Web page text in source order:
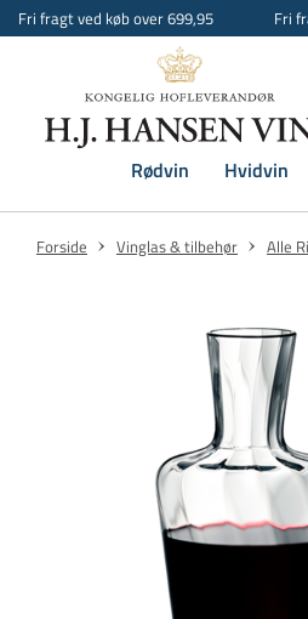
Fri fragt ved køb over 699,95 Fri
Rødvin Hvidvin
Forside Vinglas & tilbehør Alle